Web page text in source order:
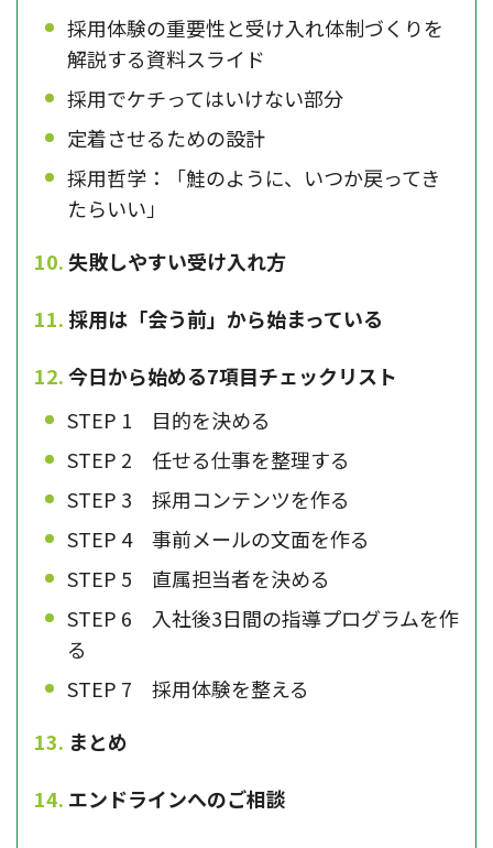
採用体験の重要性と受け入れ体制づくりを
解説する資料スライド
採用でケチってはいけない部分
定着させるための設計
採用哲学：「鮭のように、いつか戻ってき
たらいい」
失敗しやすい受け入れ方
採用は「会う前」から始まっている
今日から始める7項目チェックリスト
STEP 1 目的を決める
STEP 2 任せる仕事を整理する
STEP 3 採用コンテンツを作る
STEP 4 事前メールの文面を作る
STEP 5 直属担当者を決める
STEP 6 入社後3日間の指導プログラムを作
る
STEP 7 採用体験を整える
まとめ
エンドラインへのご相談